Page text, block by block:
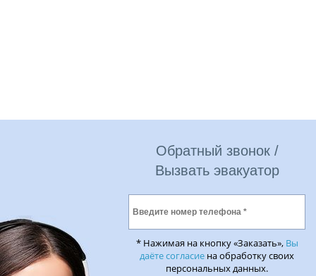
Обратный звонок /
Вызвать эвакуатор
* Нажимая на кнопку «Заказать», Вы
даёте согласие на обработку своих
персональных данных.